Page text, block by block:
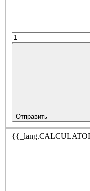
Отправить